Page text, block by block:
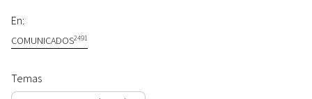
En:
COMUNICADOS2491
Temas